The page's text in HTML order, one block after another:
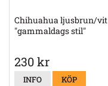
Chihuahua ljusbrun/vit
"gammaldags stil"
230 kr
INFO KÖP